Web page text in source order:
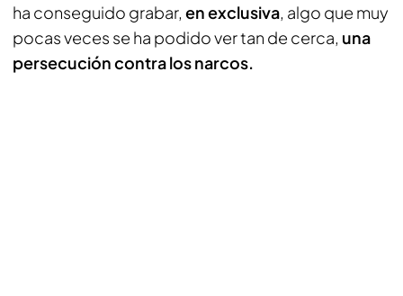
ha conseguido grabar, en exclusiva, algo que muy
pocas veces se ha podido ver tan de cerca, una
persecución contra los narcos.